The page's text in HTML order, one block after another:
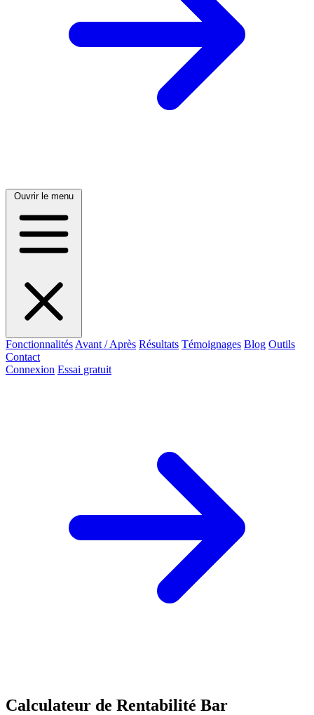
Ouvrir le menu
Fonctionnalités Avant / Après Résultats Témoignages Blog Outils
Contact
Connexion Essai gratuit
Calculateur de Rentabilité Bar